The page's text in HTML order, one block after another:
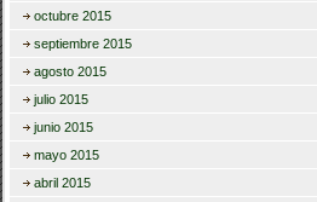
octubre 2015
septiembre 2015
agosto 2015
julio 2015
junio 2015
mayo 2015
abril 2015